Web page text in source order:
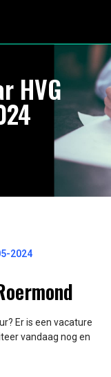
HVG
2024
Er is een vacature
vandaag nog en